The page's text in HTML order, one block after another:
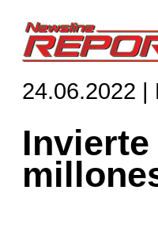
24.06.2022 |
Invierte